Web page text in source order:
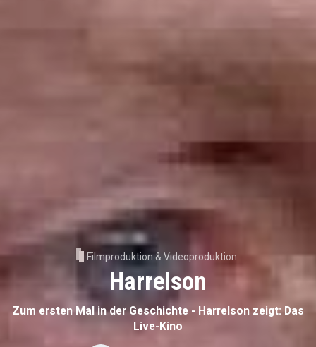
Filmproduktion & Videoproduktion
Harrelson
Zum ersten Mal in der Geschichte - Harrelson zeigt: Das
Live-Kino